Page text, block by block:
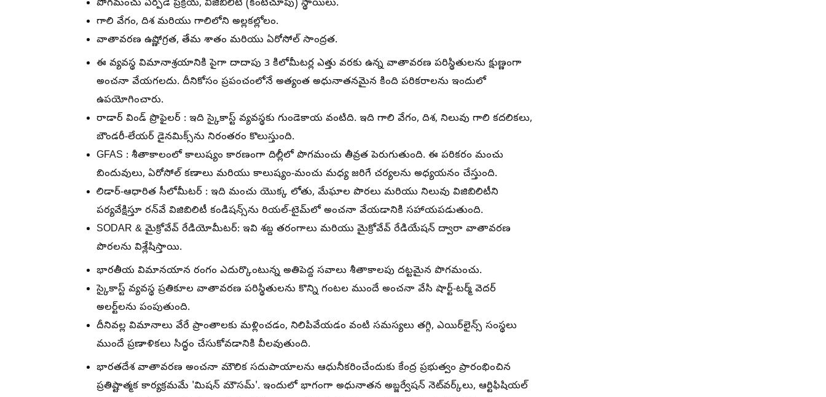
పొగమంచు ఏర్పడే ప్రక్రియ, విజిబిలిటీ (కంటిచూపు) స్థాయిలు.
గాలి వేగం, దిశ మరియు గాలిలోని అల్లకల్లోలం.
వాతావరణ ఉష్ణోగ్రత, తేమ శాతం మరియు ఏరోసోల్ సాంద్రత.
ఈ వ్యవస్థ విమానాశ్రయానికి పైగా దాదాపు 3 కిలోమీటర్ల ఎత్తు వరకు ఉన్న వాతావరణ పరిస్థితులను క్షుణ్ణంగా
అంచనా వేయగలదు. దీనికోసం ప్రపంచంలోనే అత్యంత అధునాతనమైన కింది పరికరాలను ఇందులో
ఉపయోగించారు.
రాడార్ విండ్ ప్రొఫైలర్ : ఇది స్కైకాస్ట్ వ్యవస్థకు గుండెకాయ వంటిది. ఇది గాలి వేగం, దిశ, నిలువు గాలి కదలికలు,
బౌండరీ-లేయర్ డైనమిక్స్‌ను నిరంతరం కొలుస్తుంది.
GFAS : శీతాకాలంలో కాలుష్యం కారణంగా దిల్లీలో పొగమంచు తీవ్రత పెరుగుతుంది. ఈ పరికరం మంచు
బిందువులు, ఏరోసోల్ కణాలు మరియు కాలుష్యం-మంచు మధ్య జరిగే చర్యలను అధ్యయనం చేస్తుంది.
లిడార్-ఆధారిత సీలోమీటర్ : ఇది మంచు యొక్క లోతు, మేఘాల పొరలు మరియు నిలువు విజిబిలిటీని
పర్యవేక్షిస్తూ రన్‌వే విజిబిలిటీ కండిషన్స్‌ను రియల్-టైమ్‌లో అంచనా వేయడానికి సహాయపడుతుంది.
SODAR & మైక్రోవేవ్ రేడియోమీటర్: ఇవి శబ్ద తరంగాలు మరియు మైక్రోవేవ్ రేడియేషన్ ద్వారా వాతావరణ
పొరలను విశ్లేషిస్తాయి.
భారతీయ విమానయాన రంగం ఎదుర్కొంటున్న అతిపెద్ద సవాలు శీతాకాలపు దట్టమైన పొగమంచు.
స్కైకాస్ట్ వ్యవస్థ ప్రతికూల వాతావరణ పరిస్థితులను కొన్ని గంటల ముందే అంచనా వేసి షార్ట్-టర్మ్ వెదర్
అలర్ట్‌లను పంపుతుంది.
దీనివల్ల విమానాలు వేరే ప్రాంతాలకు మళ్లించడం, నిలిపివేయడం వంటి సమస్యలు తగ్గి, ఎయిర్‌లైన్స్ సంస్థలు
ముందే ప్రణాళికలు సిద్ధం చేసుకోవడానికి వీలవుతుంది.
భారతదేశ వాతావరణ అంచనా మౌలిక సదుపాయాలను ఆధునీకరించేందుకు కేంద్ర ప్రభుత్వం ప్రారంభించిన
ప్రతిష్టాత్మక కార్యక్రమమే 'మిషన్ మౌసమ్'. ఇందులో భాగంగా అధునాతన అబ్జర్వేషన్ నెట్‌వర్క్‌లు, ఆర్టిఫిషియల్